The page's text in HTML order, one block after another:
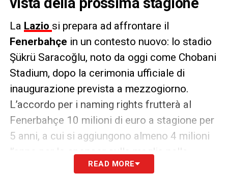
La Lazio si prepara ad affrontare il
Fenerbahçe in un contesto nuovo: lo stadio
Şükrü Saracoğlu, noto da oggi come Chobani
Stadium, dopo la cerimonia ufficiale di
inaugurazione prevista a mezzogiorno.
L’accordo per i naming rights frutterà al
Fenerbahçe 10 milioni di euro a stagione per
5 anni, a cui si aggiungono almeno 4 milioni
l’anno per lo sponsor sulla maglia nelle
partite europee, sottolinea il Corriere dello
READ MORE